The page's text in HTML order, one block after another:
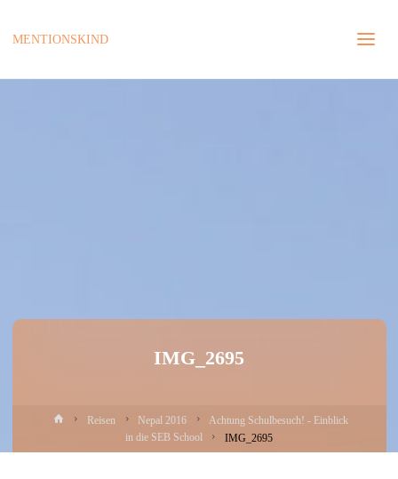
MENTIONSKIND
IMG_2695
HomeReisen Nepal 2016
Achtung Schulbesuch! - Einblick
in die SEB School
IMG_2695